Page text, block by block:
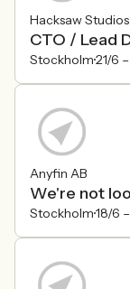
Hacksaw
CTO / Lead
Stockholm21/6 –
Anyfin AB
We're not
Stockholm18/6 –